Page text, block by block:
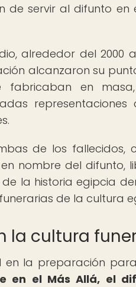
de servir al difunto en
alrededor del 2000
alcanzaron su
fabricaban en
de los fallecidos,
nombre del difunto,
la historia egipcia
de la cultura
la cultura
en la preparación
en el Más Allá, el